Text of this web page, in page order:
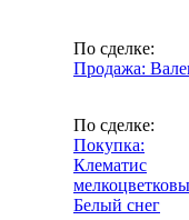
По сделке:
Продажа:
По сделке:
Покупка:
Клематис
Белый снег